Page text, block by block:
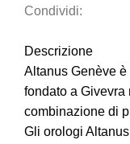
Condividi:
Descrizione
Altanus Genève
fondato a Givevra
combinazione di
Gli orologi